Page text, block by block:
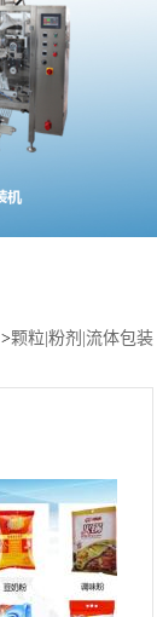
>颗粒|粉剂|流体包装